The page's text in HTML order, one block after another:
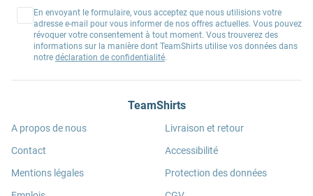
En envoyant le formulaire, vous acceptez que nous utilisions votre
adresse e-mail pour vous informer de nos offres actuelles. Vous pouvez
révoquer votre consentement à tout moment. Vous trouverez des
informations sur la manière dont TeamShirts utilise vos données dans
notre déclaration de confidentialité.
TeamShirts
A propos de nous
Contact
Mentions légales
Livraison et retour
Accessibilité
Protection des données